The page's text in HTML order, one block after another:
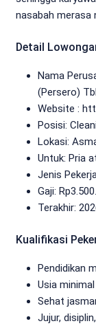
nasabah merasa
Detail
Nama
(Persero)
Website :
Posisi:
Lokasi:
Untuk: Pria
Jenis
Gaji: Rp
Terakhir:
Kualifikasi
Pendidikan
Usia
Sehat
Jujur,